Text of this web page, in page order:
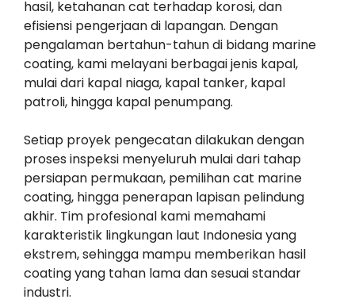
hasil, ketahanan cat terhadap korosi, dan
efisiensi pengerjaan di lapangan. Dengan
pengalaman bertahun-tahun di bidang marine
coating, kami melayani berbagai jenis kapal,
mulai dari kapal niaga, kapal tanker, kapal
patroli, hingga kapal penumpang.
Setiap proyek pengecatan dilakukan dengan
proses inspeksi menyeluruh mulai dari tahap
persiapan permukaan, pemilihan cat marine
coating, hingga penerapan lapisan pelindung
akhir. Tim profesional kami memahami
karakteristik lingkungan laut Indonesia yang
ekstrem, sehingga mampu memberikan hasil
coating yang tahan lama dan sesuai standar
industri.